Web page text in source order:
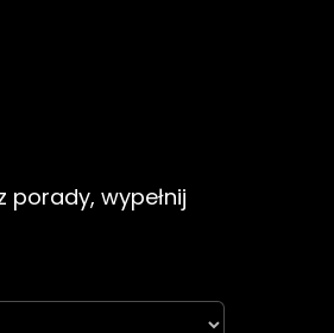
porady, wypełnij